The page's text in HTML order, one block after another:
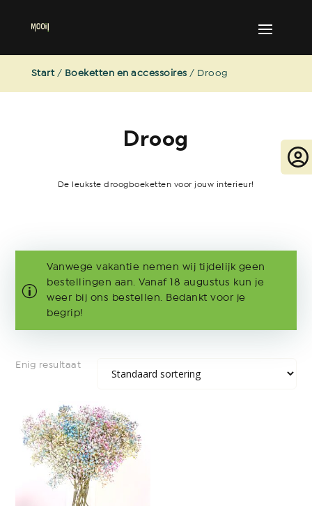
Start/ Boeketten en accessoires / Droog
Droog
De leukste droogboeketten voor jouw interieur!
Vanwege vakantie nemen wij tijdelijk geen
bestellingen aan. Vanaf 18 augustus kun je
weer bij ons bestellen. Bedankt voor je
begrip!
Enig resultaat